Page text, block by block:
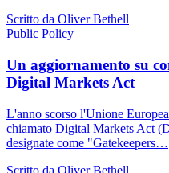
Scritto da Oliver Bethell
Public Policy
Un aggiornamento su
Digital Markets Act
L'anno scorso l'Unione
chiamato Digital Markets Act
designate come "Gatekeepers…
Scritto da Oliver Bethell